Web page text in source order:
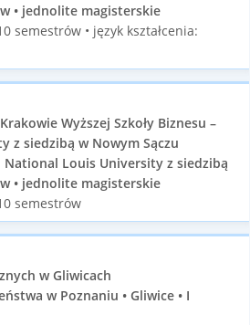
• jednolite magisterskie
semestrów • język kształcenia:
Wyższej Szkoły Biznesu –
z siedzibą w Nowym Sączu
National Louis University z siedzibą
• jednolite magisterskie
semestrów
w Gliwicach
w Poznaniu • Gliwice • I